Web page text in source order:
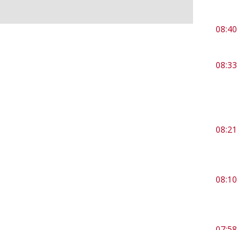
08:40
08:33
08:21
08:10